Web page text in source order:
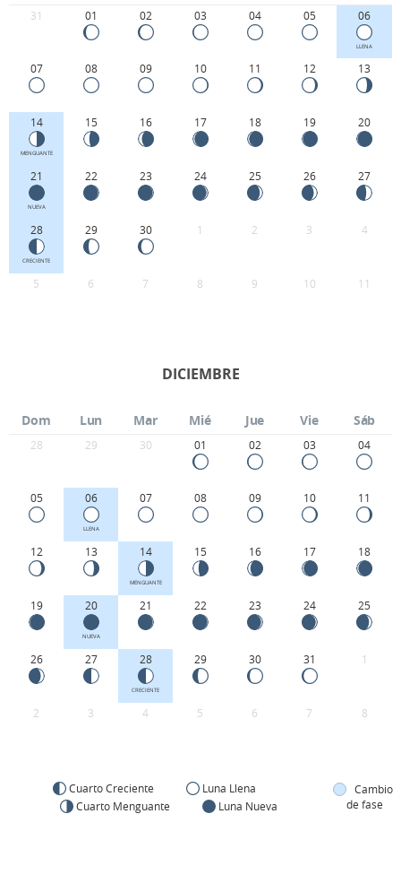
31 01 02 03 04 05 06
LLENA
07 08 09 10 11 12 13
14
MENGUANTE
15 16 17 18 19 20
21
NUEVA
22 23 24 25 26 27
28
CRECIENTE
29 30 1 2 3 4
5 6 7 8 9 10 11
DICIEMBRE
Dom Lun Mar Mié Jue Vie Sáb
28 29 30 01 02 03 04
05 06
LLENA
07 08 09 10 11
12 13 14
MENGUANTE
15 16 17 18
19 20
NUEVA
21 22 23 24 25
26 27 28
CRECIENTE
29 30 31 1
2 3 4 5 6 7 8
Cuarto Creciente
Luna Llena
Cuarto Menguante
Luna Nueva
Cambio
de fase